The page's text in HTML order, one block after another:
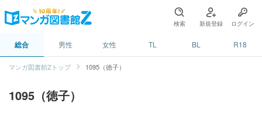
検索 新規登録 ログイン
総合 男性 女性 TL BL R18
マンガ図書館Zトップ 1095（徳子）
1095（徳子）